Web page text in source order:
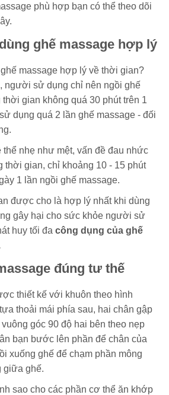
phù hợp bạn có thể theo dõi
ghế massage hợp lý
massage hợp lý về thời gian?
người sử dụng chỉ nên ngồi ghế
gian không quá 30 phút trên 1
dụng quá 2 lần ghế massage - đối
thể nhẹ như mệt, vấn đề đau nhức
gian, chỉ khoảng 10 - 15 phút
1 lần ngồi ghế massage.
được cho là hợp lý nhất khi dùng
gây hại cho sức khỏe người sử
huy tối đa công dụng của ghế
đúng tư thế
thiết kế với khuôn theo hình
thoải mái phía sau, hai chân gập
góc 90 độ hai bên theo nẹp
bạn bước lên phần để chân của
xuống ghế để chạm phần mông
giữa ghế.
sao cho các phần cơ thể ăn khớp